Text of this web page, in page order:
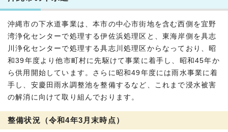
沖縄市の下水道事業は、本市の中心市街地を含む西側を宜野
湾浄化センターで処理する伊佐浜処理区と、東海岸側を具志
川浄化センターで処理する具志川処理区からなっており、昭
和39年度より他市町村に先駆けて事業に着手し、昭和45年か
ら供用開始しています。さらに昭和49年度には雨水事業に着
手し、安慶田雨水調整池を整備するなど、これまで浸水被害
の解消に向けて取り組んでおります。
整備状況（令和4年3月末時点）